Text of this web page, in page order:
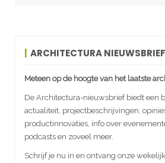
ARCHITECTURA NIEUWSBRIEF
Meteen op de hoogte van het laatste
De Architectura-nieuwsbrief biedt een
actualiteit, projectbeschrijvingen,
productinnovaties, info over
podcasts en zoveel meer.
Schrijf je nu in en ontvang onze